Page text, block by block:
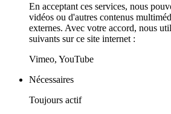
En acceptant ces services, nous
vidéos ou d'autres contenus
externes. Avec votre accord, nous
suivants sur ce site internet :
Vimeo, YouTube
Nécessaires
Toujours actif